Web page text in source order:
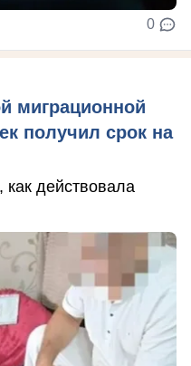
0
миграционной
получил срок на
как действовала